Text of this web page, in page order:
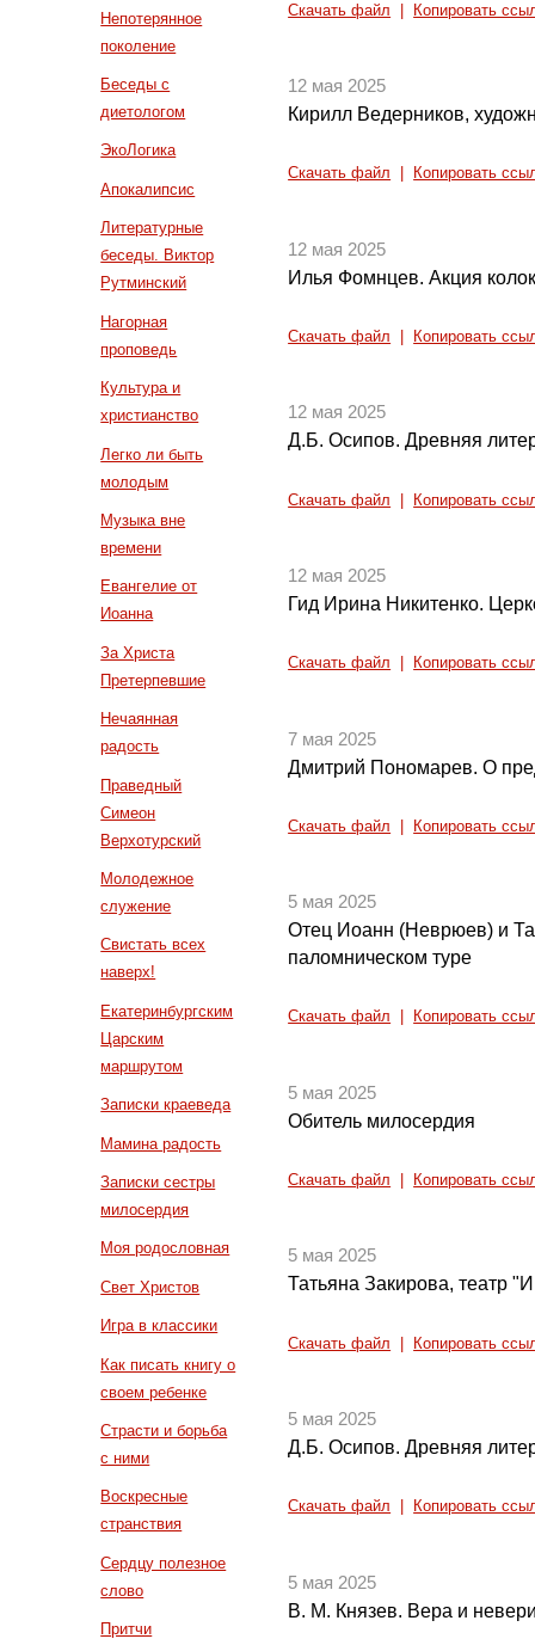
Непотерянное
поколение
Беседы с
диетологом
ЭкоЛогика
Апокалипсис
Литературные
беседы. Виктор
Рутминский
Нагорная
проповедь
Культура и
христианство
Легко ли быть
молодым
Музыка вне
времени
Евангелие от
Иоанна
За Христа
Претерпевшие
Нечаянная
радость
Праведный
Симеон
Верхотурский
Молодежное
служение
Свистать всех
наверх!
Екатеринбургским
Царским
маршрутом
Записки краеведа
Мамина радость
Записки сестры
милосердия
Моя родословная
Свет Христов
Игра в классики
Как писать книгу о
своем ребенке
Страсти и борьба
с ними
Воскресные
странствия
Сердцу полезное
слово
Притчи
Скачать файл Копировать
12 мая 2025
Кирилл Ведерников,
Скачать файл Копировать
12 мая 2025
Илья Фомнцев. Акция
Скачать файл Копировать
12 мая 2025
Д.Б. Осипов. Древняя
Скачать файл Копировать
12 мая 2025
Гид Ирина Никитенко.
Скачать файл Копировать
7 мая 2025
Дмитрий Пономарев. О
Скачать файл Копировать
5 мая 2025
Отец Иоанн (Неврюев) и
паломническом туре
Скачать файл Копировать
5 мая 2025
Обитель милосердия
Скачать файл Копировать
5 мая 2025
Татьяна Закирова, театр
Скачать файл Копировать
5 мая 2025
Д.Б. Осипов. Древняя
Скачать файл Копировать
5 мая 2025
В. М. Князев. Вера и